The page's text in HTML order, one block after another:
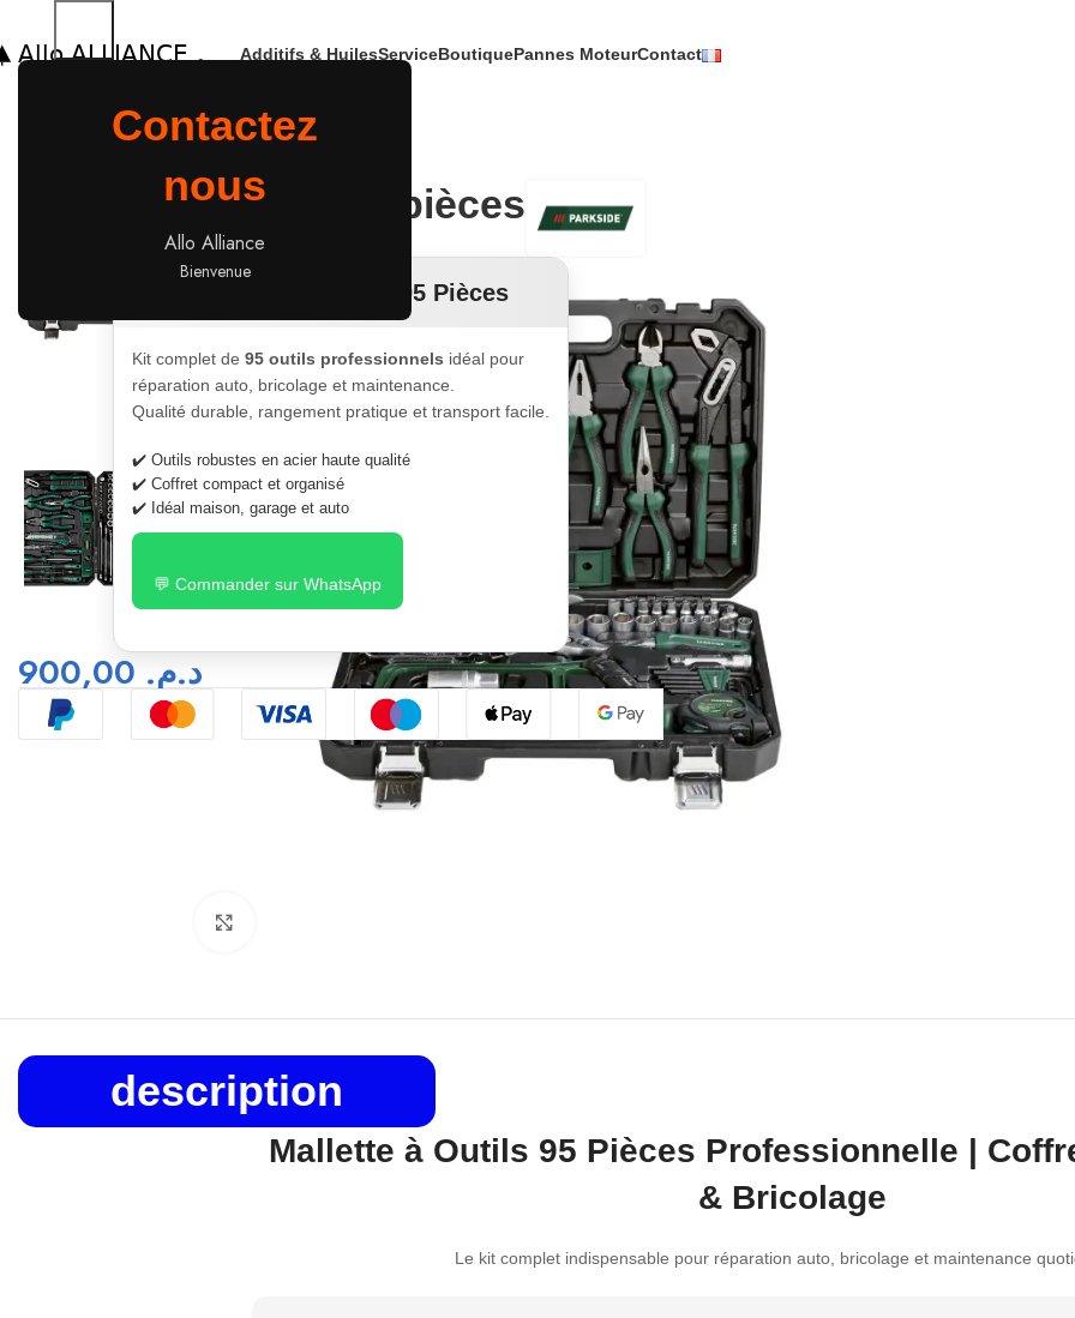
Contactez
nous
Allo Alliance
Bienvenue
Additifs & HuilesServiceBoutiquePannes MoteurContact
Mallette à outils, 95 pièces
🧰 Mallette à Outils 95 Pièces
Kit complet de 95 outils professionnels idéal pour
réparation auto, bricolage et maintenance.
Qualité durable, rangement pratique et transport facile.
✔️ Outils robustes en acier haute qualité
✔️ Coffret compact et organisé
✔️ Idéal maison, garage et auto
💬 Commander sur WhatsApp
د.م.
description
Mallette à Outils 95 Pièces Professionnelle |
& Bricolage
Le kit complet indispensable pour réparation auto, bricolage et maintenance